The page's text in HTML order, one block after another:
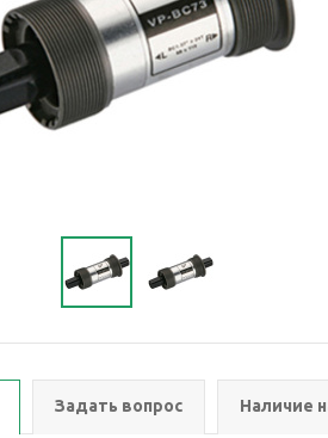
Задать вопрос Наличие